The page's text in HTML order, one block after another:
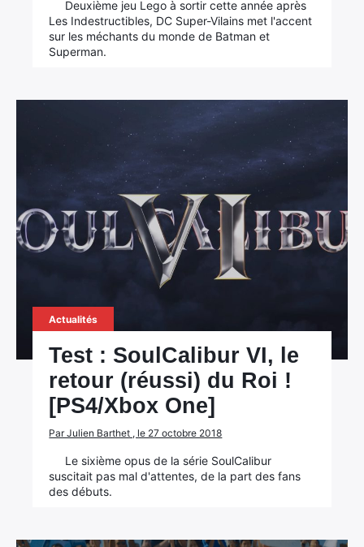
Deuxième jeu Lego à sortir cette année après
Les Indestructibles, DC Super-Vilains met l'accent
sur les méchants du monde de Batman et
Superman.
Actualités
Test : SoulCalibur VI, le
retour (réussi) du Roi !
[PS4/Xbox One]
Par Julien Barthet , le 27 octobre 2018
Le sixième opus de la série SoulCalibur
suscitait pas mal d'attentes, de la part des fans
des débuts.